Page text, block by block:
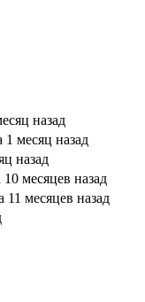
назад
1 месяц назад
назад
10 месяцев назад
11 месяцев назад